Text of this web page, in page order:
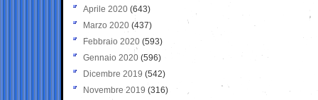
Aprile 2020 (643)
Marzo 2020 (437)
Febbraio 2020 (593)
Gennaio 2020 (596)
Dicembre 2019 (542)
Novembre 2019 (316)